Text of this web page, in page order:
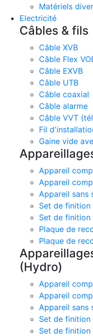
Matériels
Electricité
Câbles & fils
Câble XVB
Câble Flex
Câble EXVB
Câble UTB
Câble coaxial
Câble alarme
Câble VVT
Fil
Gaine vide
Appareil
Appareil
Appareil sans
Set de finition
Set de finition
Plaque de
Plaque de
(Hydro)
Appareil
Appareil
Appareil sans
Set de finition
Set de finition